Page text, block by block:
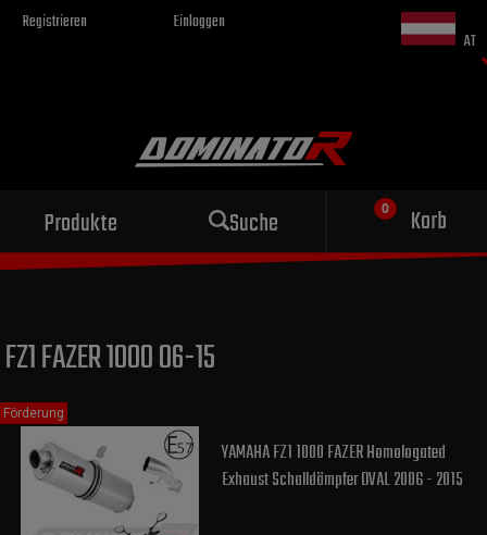
Registrieren Einloggen
AT
Produkte Suche Korb
Sportauspuff
für dein Motorrad
FZ1 FAZER 1000 06-15
YAMAHA FZ1 1000 FAZER Homologated
Exhaust Schalldämpfer OVAL 2006 - 2015
Förderung